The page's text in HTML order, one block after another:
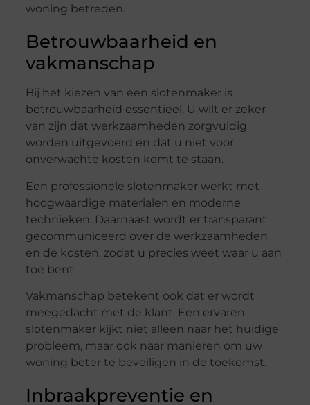
woning betreden.
Betrouwbaarheid en
vakmanschap
Bij het kiezen van een slotenmaker is
betrouwbaarheid essentieel. U wilt er zeker
van zijn dat werkzaamheden zorgvuldig
worden uitgevoerd en dat u niet voor
onverwachte kosten komt te staan.
Een professionele slotenmaker werkt met
hoogwaardige materialen en moderne
technieken. Daarnaast wordt er transparant
gecommuniceerd over de werkzaamheden
en de kosten, zodat u precies weet waar u aan
toe bent.
Vakmanschap betekent ook dat er wordt
meegedacht met de klant. Een ervaren
slotenmaker kijkt niet alleen naar het huidige
probleem, maar ook naar manieren om uw
woning beter te beveiligen in de toekomst.
Inbraakpreventie en